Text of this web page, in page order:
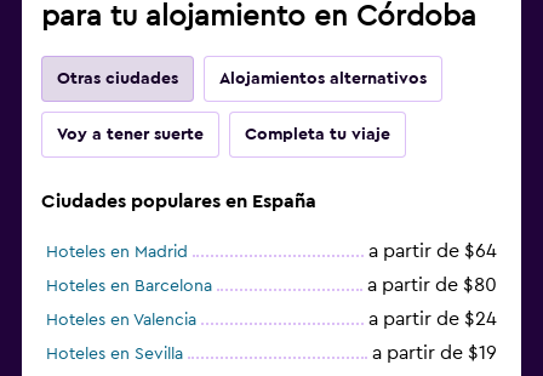
para tu alojamiento en Córdoba
Otras ciudades Alojamientos alternativos
Voy a tener suerte Completa tu viaje
Ciudades populares en España
Hoteles en Madrid a partir de $64
Hoteles en Barcelona a partir de $80
Hoteles en Valencia a partir de $24
Hoteles en Sevilla a partir de $19